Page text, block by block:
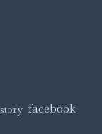
facebook